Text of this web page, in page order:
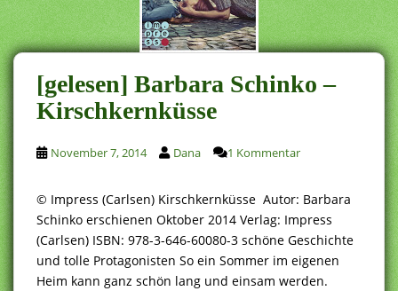
[gelesen] Barbara Schinko –
Kirschkernküsse
November 7, 2014 Dana 1 Kommentar
© Impress (Carlsen) Kirschkernküsse Autor: Barbara
Schinko erschienen Oktober 2014 Verlag: Impress
(Carlsen) ISBN: 978-3-646-60080-3 schöne Geschichte
und tolle Protagonisten So ein Sommer im eigenen
Heim kann ganz schön lang und einsam werden.